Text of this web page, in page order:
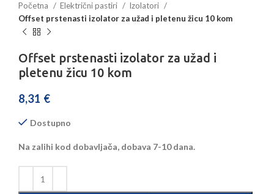
Početna Električni pastiri
Izolatori
Offset prstenasti izolator za užad i pletenu žicu 10 kom
Offset prstenasti izolator za užad i
pletenu žicu 10 kom
8,31 €
Dostupno
Na zalihi kod dobavljača, dobava 7-10 dana.